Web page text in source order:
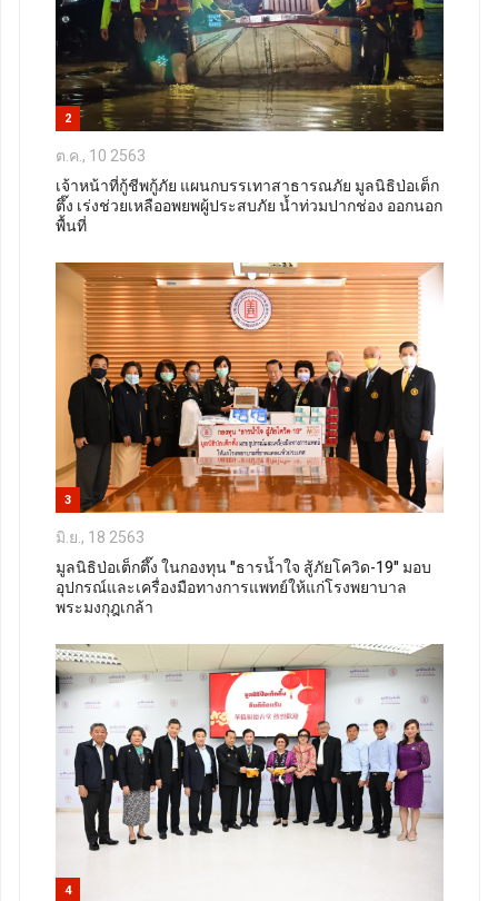
2
ต.ค., 10 2563
เจ้าหน้าที่กู้ชีพกู้ภัย แผนกบรรเทาสาธารณภัย มูลนิธิป่อเต็ก
ตึ๊ง เร่งช่วยเหลืออพยพผู้ประสบภัย น้ำท่วมปากช่อง ออกนอก
พื้นที่
3
มิ.ย., 18 2563
มูลนิธิป่อเต็กตึ๊ง ในกองทุน "ธารน้ำใจ สู้ภัยโควิด-19" มอบ
อุปกรณ์และเครื่องมือทางการแพทย์ให้แก่โรงพยาบาล
พระมงกุฎเกล้า
4